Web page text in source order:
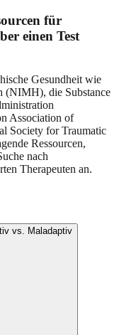
für
einen Test
Gesundheit wie
(NIMH), die Substance
Association of
Society for Traumatic
Ressourcen,
nach
Therapeuten an.
vs. Maladaptiv